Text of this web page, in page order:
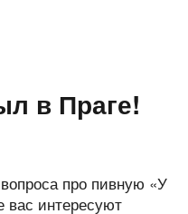
в Праге!
про пивную «У
вас интересуют